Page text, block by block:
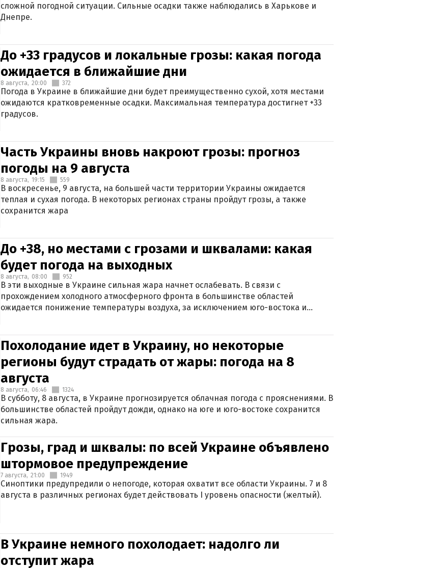
сложной погодной ситуации. Сильные осадки также наблюдались в Харькове и
Днепре.
До +33 градусов и локальные грозы: какая погода
ожидается в ближайшие дни
8 августа, 20:00 372
Погода в Украине в ближайшие дни будет преимущественно сухой, хотя местами
ожидаются кратковременные осадки. Максимальная температура достигнет +33
градусов.
Часть Украины вновь накроют грозы: прогноз
погоды на 9 августа
8 августа, 19:15 559
В воскресенье, 9 августа, на большей части территории Украины ожидается
теплая и сухая погода. В некоторых регионах страны пройдут грозы, а также
сохранится жара
До +38, но местами с грозами и шквалами: какая
будет погода на выходных
8 августа, 08:00 952
В эти выходные в Украине сильная жара начнет ослабевать. В связи с
прохождением холодного атмосферного фронта в большинстве областей
ожидается понижение температуры воздуха, за исключением юго-востока и
Похолодание идет в Украину, но некоторые
регионы будут страдать от жары: погода на 8
августа
8 августа, 06:46 1324
В субботу, 8 августа, в Украине прогнозируется облачная погода с прояснениями. В
большинстве областей пройдут дожди, однако на юге и юго-востоке сохранится
сильная жара.
Грозы, град и шквалы: по всей Украине объявлено
штормовое предупреждение
7 августа, 21:00 1949
Синоптики предупредили о непогоде, которая охватит все области Украины. 7 и 8
августа в различных регионах будет действовать I уровень опасности (желтый).
В Украине немного похолодает: надолго ли
отступит жара